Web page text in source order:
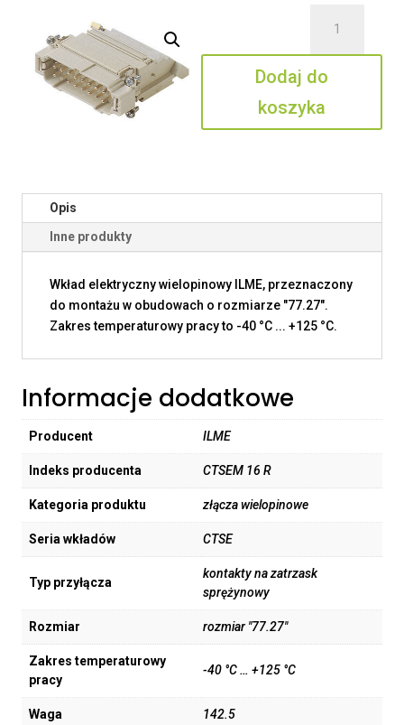
CTSEM
16
R
Dodaj do
koszyka
Opis
Inne produkty
Wkład elektryczny wielopinowy ILME, przeznaczony
do montażu w obudowach o rozmiarze "77.27".
Zakres temperaturowy pracy to -40 °C ... +125 °C.
Informacje dodatkowe
Producent ILME
Indeks producenta CTSEM 16 R
Kategoria produktu złącza wielopinowe
Seria wkładów CTSE
Typ przyłącza
kontakty na zatrzask
sprężynowy
Rozmiar rozmiar "77.27"
Zakres temperaturowy
pracy
-40 °C … +125 °C
Waga 142.5